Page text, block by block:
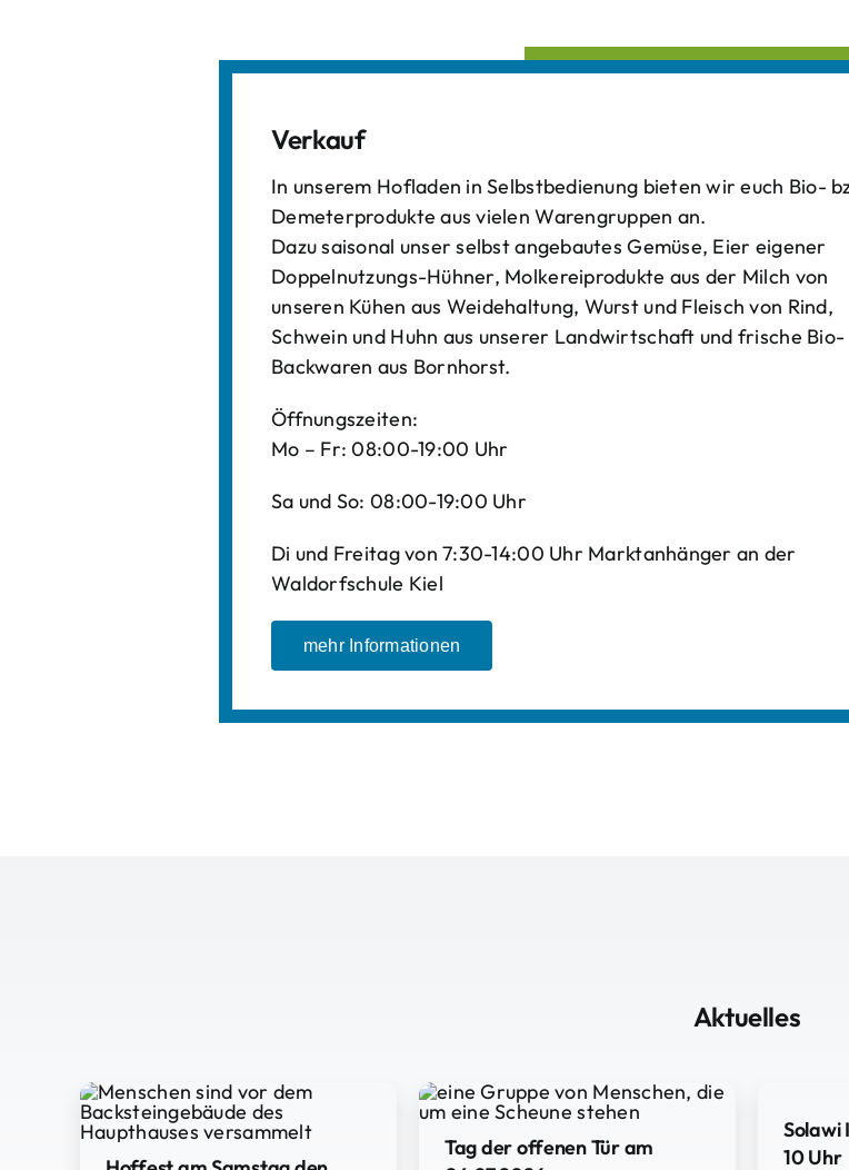
Verkauf
In unserem Hofladen in Selbstbedienung bieten wir euch Bio-
Demeterprodukte aus vielen Warengruppen an.
Dazu saisonal unser selbst angebautes Gemüse, Eier eigener
Doppelnutzungs-Hühner, Molkereiprodukte aus der Milch von
unseren Kühen aus Weidehaltung, Wurst und Fleisch von Rind,
Schwein und Huhn aus unserer Landwirtschaft und frische Bio-
Backwaren aus Bornhorst.
Öffnungszeiten:
Mo – Fr: 08:00-19:00 Uhr
Sa und So: 08:00-19:00 Uhr
Di und Freitag von 7:30-14:00 Uhr Marktanhänger an der
Waldorfschule Kiel
mehr Informationen
Aktuelles
Tag der offenen Tür am
Solawi
10 Uhr